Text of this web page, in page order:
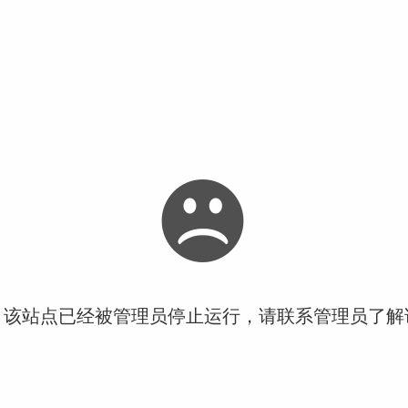
站点已经被管理员停止运行，请联系管理员了